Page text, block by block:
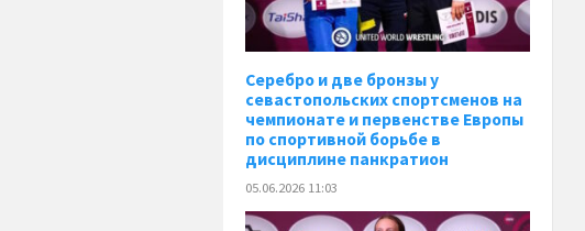
Серебро и две бронзы у
севастопольских спортсменов на
чемпионате и первенстве Европы
по спортивной борьбе в
дисциплине панкратион
05.06.2026 11:03